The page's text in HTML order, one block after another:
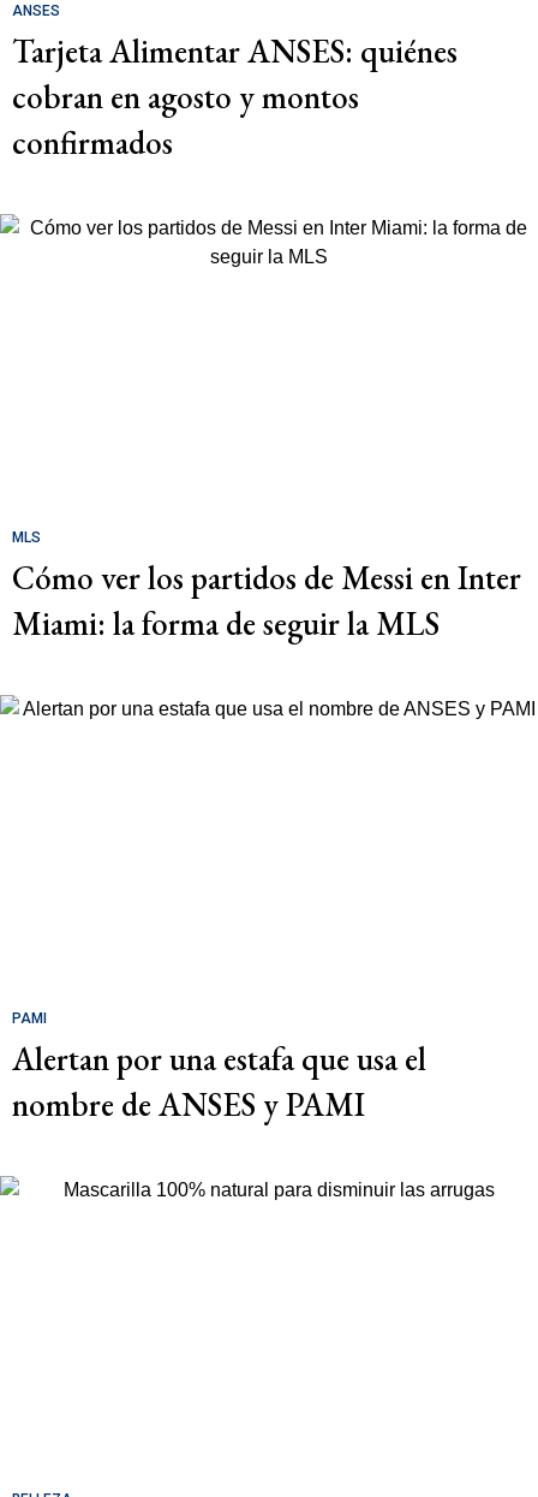
ANSES
Tarjeta Alimentar ANSES: quiénes
cobran en agosto y montos
confirmados
MLS
Cómo ver los partidos de Messi en Inter
Miami: la forma de seguir la MLS
PAMI
Alertan por una estafa que usa el
nombre de ANSES y PAMI